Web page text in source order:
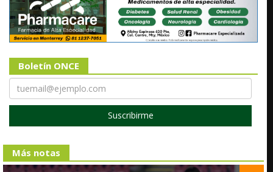
Boletín ONCE
Suscribirme
Más notas